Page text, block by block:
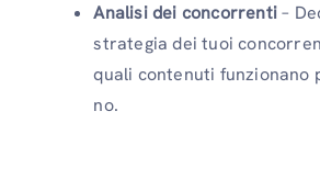
Analisi dei concorrenti–
strategia dei tuoi
quali contenuti funzionano
no.